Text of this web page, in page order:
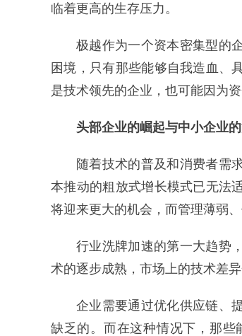
临着更高的生存压力。
极越作为一个资本密集型的
困境，只有那些能够自我造血、
是技术领先的企业，也可能因为
头部企业的崛起与中小企业
随着技术的普及和消费者需
本推动的粗放式增长模式已无法
将迎来更大的机会，而管理薄弱
行业洗牌加速的第一大趋势
术的逐步成熟，市场上的技术差异
企业需要通过优化供应链、
缺乏的。而在这种情况下，那